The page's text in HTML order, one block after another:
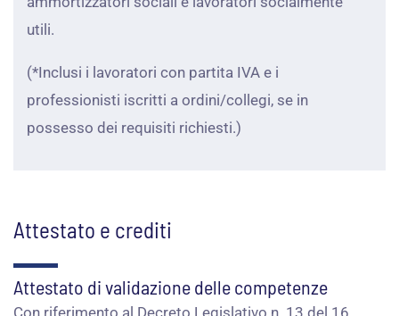
utili.
(*Inclusi i lavoratori con partita IVA e i
professionisti iscritti a ordini/collegi, se in
possesso dei requisiti richiesti.)
Attestato e crediti
Attestato di validazione delle competenze
Con riferimento al Decreto Legislativo n. 13 del 16